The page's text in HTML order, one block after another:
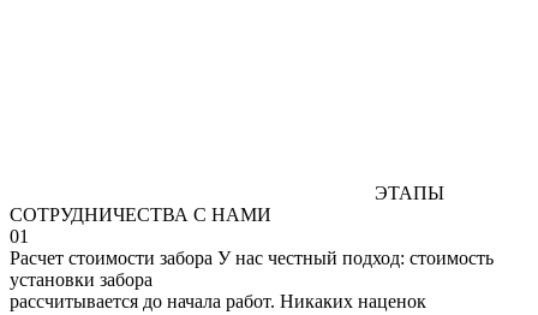
ЭТАПЫ
СОТРУДНИЧЕСТВА С НАМИ
01
Расчет стоимости забора У нас честный подход: стоимость
установки забора
рассчитывается до начала работ. Никаких наценок